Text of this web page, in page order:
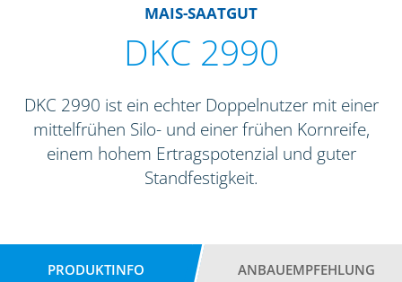
MAIS-SAATGUT
DKC 2990
DKC 2990 ist ein echter Doppelnutzer mit einer
mittelfrühen Silo- und einer frühen Kornreife,
einem hohem Ertragspotenzial und guter
Standfestigkeit.
PRODUKTINFO ANBAUEMPFEHLUNG